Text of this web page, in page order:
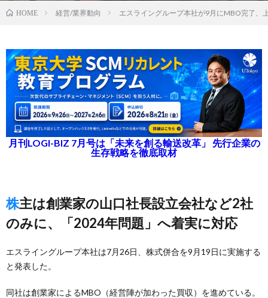
HOME 経営/業界動向 エスライングループ本社が9月にMBO完了、
月刊LOGI-BIZ 7月号は「未来を創る輸送改革」 先行企業の
生存戦略を徹底取材
株主は創業家の山口社長設立会社など2社
のみに、「2024年問題」へ着実に対応
エスライングループ本社は7月26日、株式併合を9月19日に実施する
と発表した。
同社は創業家によるMBO（経営陣が加わった買収）を進めている。